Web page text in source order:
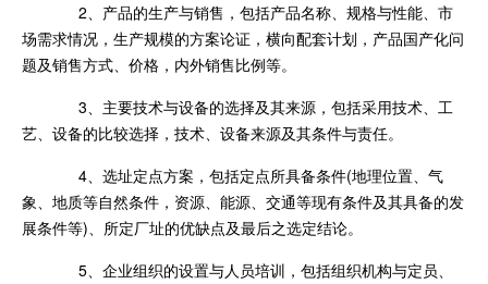
2、产品的生产与销售，包括产品名称、规格与性能、市
场需求情况，生产规模的方案论证，横向配套计划，产品国产化问
题及销售方式、价格，内外销售比例等。
3、主要技术与设备的选择及其来源，包括采用技术、工
艺、设备的比较选择，技术、设备来源及其条件与责任。
4、选址定点方案，包括定点所具备条件(地理位置、气
象、地质等自然条件，资源、能源、交通等现有条件及其具备的发
展条件等)、所定厂址的优缺点及最后之选定结论。
5、企业组织的设置与人员培训，包括组织机构与定员、